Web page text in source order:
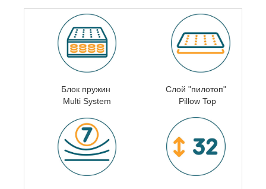
Блок пружин
Multi System
Слой "пилотоп"
Pillow Top